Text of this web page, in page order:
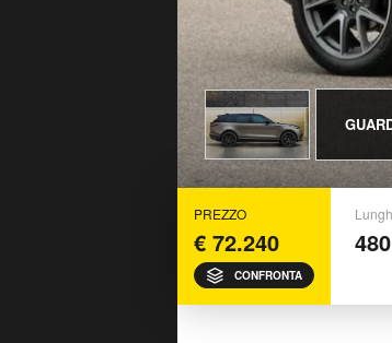
PREZZO
€ 72.240
CONFRONTA